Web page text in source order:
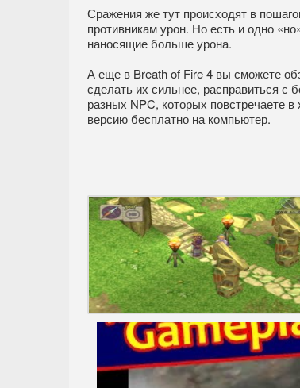
Сражения же тут происходят в
противникам урон. Но есть и одно
наносящие больше урона.
А еще в Breath of Fire 4 вы сможете
сделать их сильнее, расправиться с
разных NPC, которых повстречаете
версию бесплатно на компьютер.